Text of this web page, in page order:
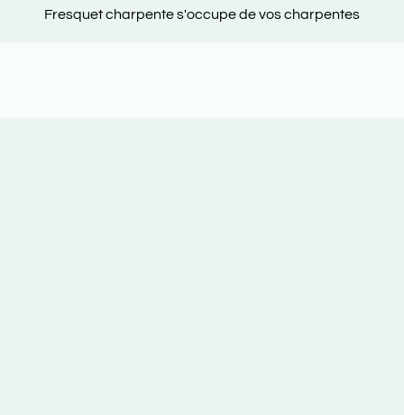
Fresquet charpente s'occupe de vos charpentes